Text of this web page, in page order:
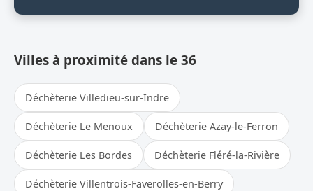
Villes à proximité dans le 36
Déchèterie Villedieu-sur-Indre
Déchèterie Le Menoux Déchèterie Azay-le-Ferron
Déchèterie Les Bordes Déchèterie Fléré-la-Rivière
Déchèterie Villentrois-Faverolles-en-Berry